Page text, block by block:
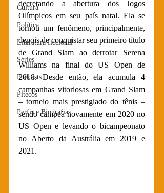
Cultura
Política
Literatura ficcional
Séries
Podcasts
Pitecos
Perfis e Biografias
decretando a abertura dos Jogos
Olímpicos em seu país natal. Ela se
tornou um fenômeno, principalmente,
depois de conquistar seu primeiro título
de Grand Slam ao derrotar Serena
Williams na final do US Open de
2018. Desde então, ela acumula 4
campanhas vitoriosas em Grand Slam
– torneio mais prestigiado do tênis –
sendo campeã novamente em 2020 no
US Open e levando o bicampeonato
no Aberto da Austrália em 2019 e
2021.